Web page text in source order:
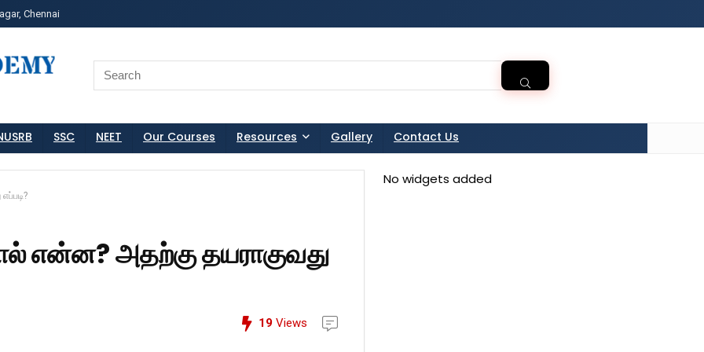
Chennai
for:
SSC NEET Our Courses Resources Gallery Contact Us
என்ன? அதற்கு தயராகுவது
19 Views
No widgets added
and Fill Your Details in the "Join Free Demo " Button in the sidebarr